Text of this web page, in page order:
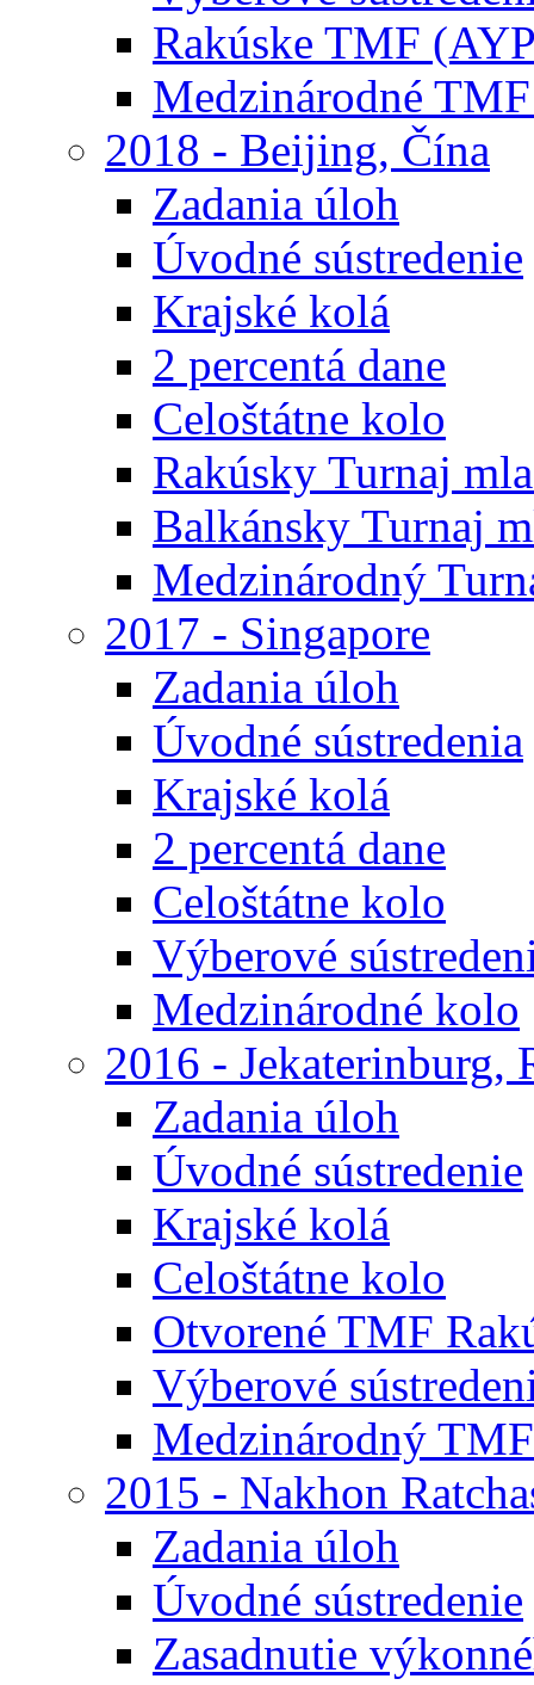
Rakúske TMF
Medzinárodné
2018 - Beijing, Čína
Zadania úloh
Úvodné sústredenie
Krajské kolá
2 percentá dane
Celoštátne kolo
Rakúsky Turnaj
Balkánsky Turnaj
Medzinárodný
2017 - Singapore
Zadania úloh
Úvodné sústredenia
Krajské kolá
2 percentá dane
Celoštátne kolo
Výberové
Medzinárodné kolo
2016 - Jekaterinburg,
Zadania úloh
Úvodné sústredenie
Krajské kolá
Celoštátne kolo
Otvorené TMF
Výberové
Medzinárodný TMF
2015 - Nakhon
Zadania úloh
Úvodné sústredenie
Zasadnutie